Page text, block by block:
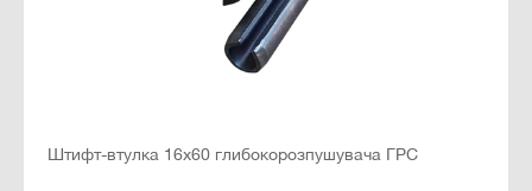
Штифт-втулка 16х60 глибокорозпушувача ГРС